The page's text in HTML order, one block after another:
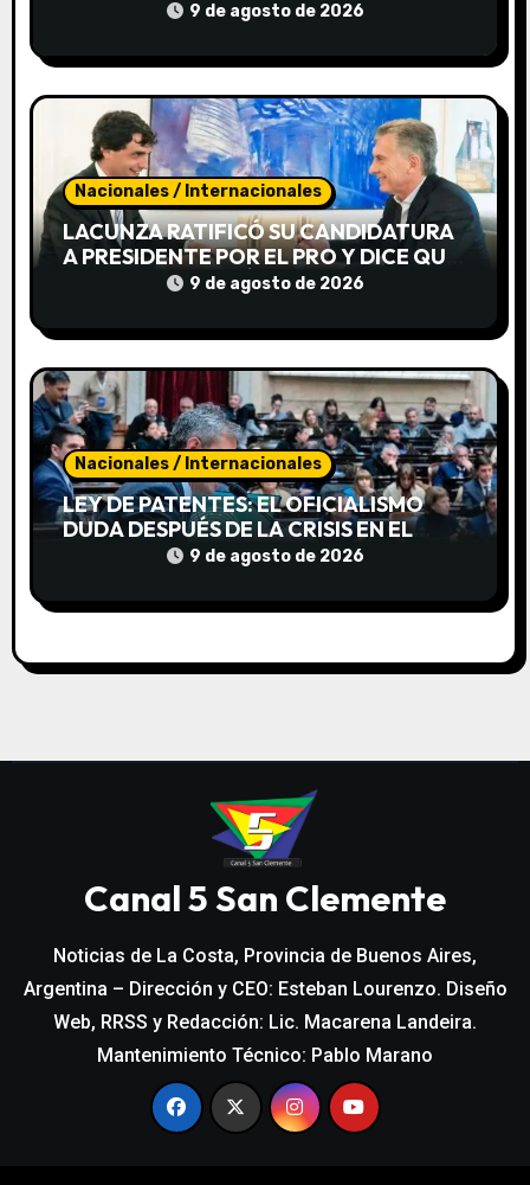
t
r
d
a
9 de agosto de 2026
Nacionales / Internacionales
LACUNZA RATIFICÓ SU CANDIDATURA
A PRESIDENTE POR EL PRO Y DICE QUE
MACRI LO IMPULSÓ9 de agosto de 2026
Nacionales / Internacionales
LEY DE PATENTES: EL OFICIALISMO
DUDA DESPUÉS DE LA CRISIS EN EL
9 de agosto de 2026
Canal 5 San Clemente
Noticias de La Costa, Provincia de Buenos Aires,
Argentina – Dirección y CEO: Esteban Lourenzo. Diseño
Web, RRSS y Redacción: Lic. Macarena Landeira.
Mantenimiento Técnico: Pablo Marano